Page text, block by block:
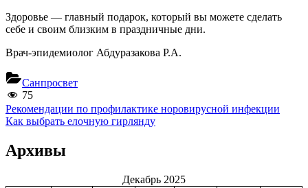
Здоровье — главный подарок, который вы можете сделать
себе и своим близким в праздничные дни.
Врач-эпидемиолог Абдуразакова Р.А.
Санпросвет
75
Навигация
по
записям
Previous
Post:
Рекомендации по профилактике норовирусной инфекции
Next
Как выбрать елочную гирлянду
Архивы
Декабрь 2025